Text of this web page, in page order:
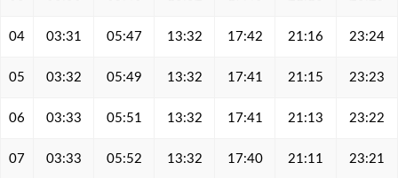
04 03:31 05:47 13:32 17:42 21:16 23:24
05 03:32 05:49 13:32 17:41 21:15 23:23
06 03:33 05:51 13:32 17:41 21:13 23:22
07 03:33 05:52 13:32 17:40 21:11 23:21